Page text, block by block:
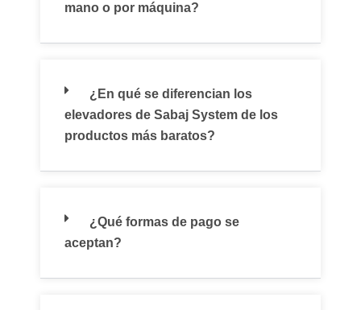
mano o por máquina?
¿En qué se diferencian los
elevadores de Sabaj System de los
productos más baratos?
¿Qué formas de pago se
aceptan?